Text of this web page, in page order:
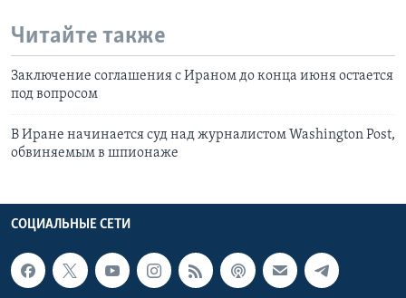
Читайте также
Заключение соглашения с Ираном до конца июня остается
под вопросом
В Иране начинается суд над журналистом Washington Post,
обвиняемым в шпионаже
СОЦИАЛЬНЫЕ СЕТИ